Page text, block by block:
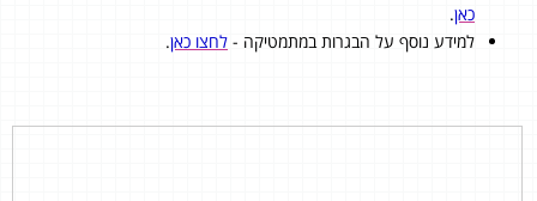
כאן.
למידע נוסף על הבגרות במתמטיקה - לחצו כאן.